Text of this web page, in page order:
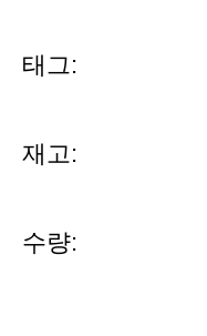
태그:
재고:
수량: